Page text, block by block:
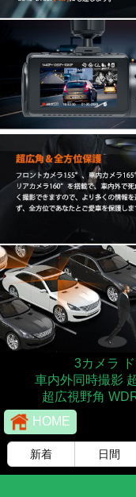
3カメラ
車内外同時撮影
超広視野角
HOME
新着 日間